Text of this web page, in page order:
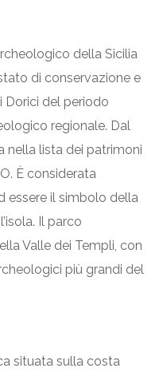
della Sicilia
di conservazione e
Dorici del periodo
regionale. Dal
nella lista dei patrimoni
È considerata
essere il simbolo della
Il parco
Valle dei Templi, con
più grandi del
situata sulla costa